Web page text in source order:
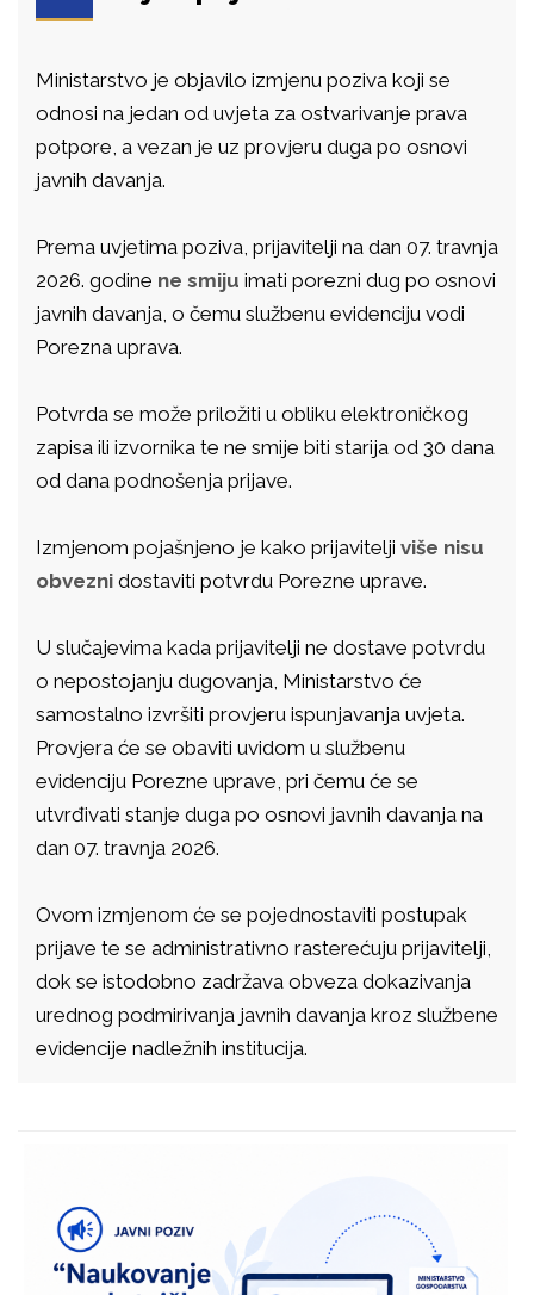
Ministarstvo je objavilo izmjenu poziva koji se
odnosi na jedan od uvjeta za ostvarivanje prava
potpore, a vezan je uz provjeru duga po osnovi
javnih davanja.
Prema uvjetima poziva, prijavitelji na dan 07. travnja
2026. godine ne smiju imati porezni dug po osnovi
javnih davanja, o čemu službenu evidenciju vodi
Porezna uprava.
Potvrda se može priložiti u obliku elektroničkog
zapisa ili izvornika te ne smije biti starija od 30 dana
od dana podnošenja prijave.
Izmjenom pojašnjeno je kako prijavitelji više nisu
obvezni dostaviti potvrdu Porezne uprave.
U slučajevima kada prijavitelji ne dostave potvrdu
o nepostojanju dugovanja, Ministarstvo će
samostalno izvršiti provjeru ispunjavanja uvjeta.
Provjera će se obaviti uvidom u službenu
evidenciju Porezne uprave, pri čemu će se
utvrđivati stanje duga po osnovi javnih davanja na
dan 07. travnja 2026.
Ovom izmjenom će se pojednostaviti postupak
prijave te se administrativno rasterećuju prijavitelji,
dok se istodobno zadržava obveza dokazivanja
urednog podmirivanja javnih davanja kroz službene
evidencije nadležnih institucija.